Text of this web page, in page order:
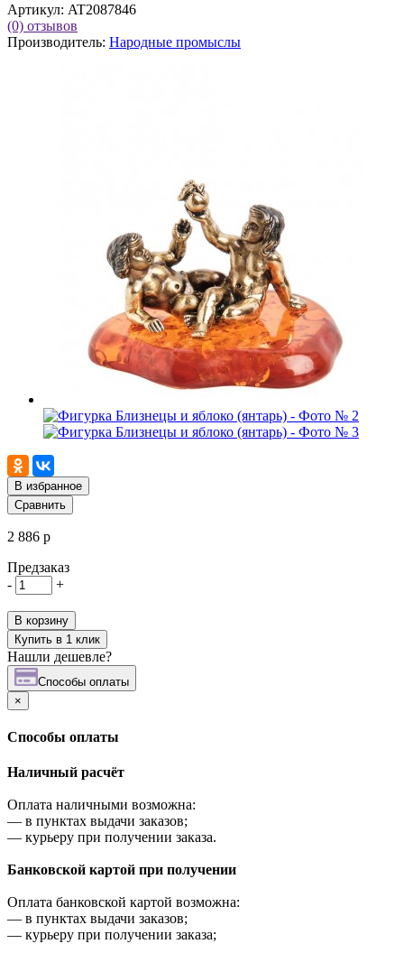
Артикул: AT2087846
(0) отзывов
Производитель: Народные промыслы
В избранное
Сравнить
2 886 р
Предзаказ
-
+
В корзину
Купить в 1 клик
Нашли дешевле?
Cпособы оплаты
×
Cпособы оплаты
Наличный расчёт
Оплата наличными возможна:
— в пунктах выдачи заказов;
— курьеру при получении заказа.
Банковской картой при получении
Оплата банковской картой возможна:
— в пунктах выдачи заказов;
— курьеру при получении заказа;